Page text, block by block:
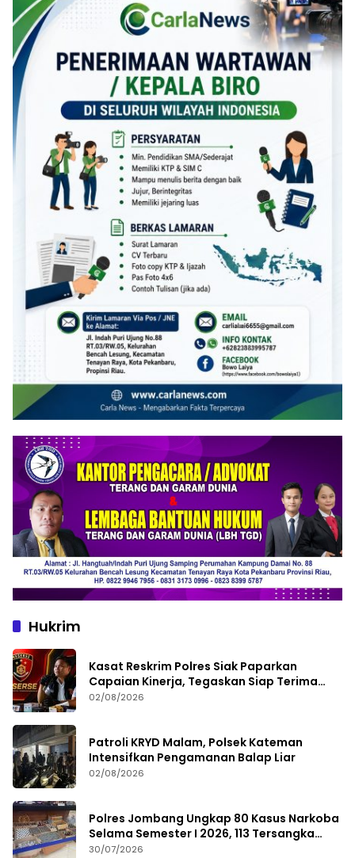
Hukrim
Kasat Reskrim Polres Siak Paparkan
Capaian Kinerja, Tegaskan Siap Terima
Kritik dan Evaluasi
02/08/2026
Patroli KRYD Malam, Polsek Kateman
Intensifkan Pengamanan Balap Liar
02/08/2026
Polres Jombang Ungkap 80 Kasus Narkoba
Selama Semester I 2026, 113 Tersangka
Diamankan
30/07/2026